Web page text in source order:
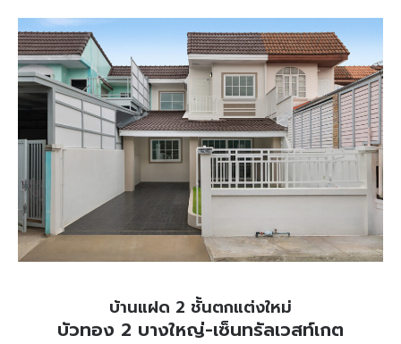
บ้านแฝด 2 ชั้นตกแต่งใหม่
บัวทอง 2 บางใหญ่-เซ็นทรัลเวสท์เกต